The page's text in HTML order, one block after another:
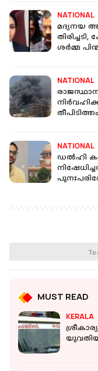
NATIONAL
മദ്യനയ
ശർമ്മ
NATIONAL
തീപിടിത്തം
NATIONAL
ഡൽഹി
To
MUST READ
KERALA